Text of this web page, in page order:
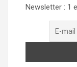
Newsletter : 1